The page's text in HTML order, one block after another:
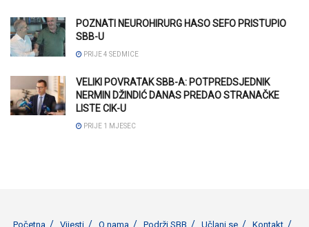
POZNATI NEUROHIRURG HASO SEFO PRISTUPIO
SBB-U
PRIJE 4 SEDMICE
VELIKI POVRATAK SBB-A: POTPREDSJEDNIK
NERMIN DŽINDIĆ DANAS PREDAO STRANAČKE
LISTE CIK-U
PRIJE 1 MJESEC
Početna Vijesti O nama Podrži SBB Učlani se Kontakt